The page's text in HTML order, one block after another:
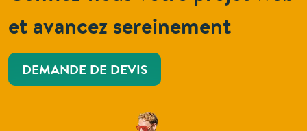
Confiez-nous votre projet web
et avancez sereinement